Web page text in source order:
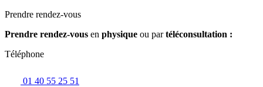
Prendre rendez-vous
Prendre rendez-vous en physique ou partéléconsultation :
Téléphone
01 40 55 25 51